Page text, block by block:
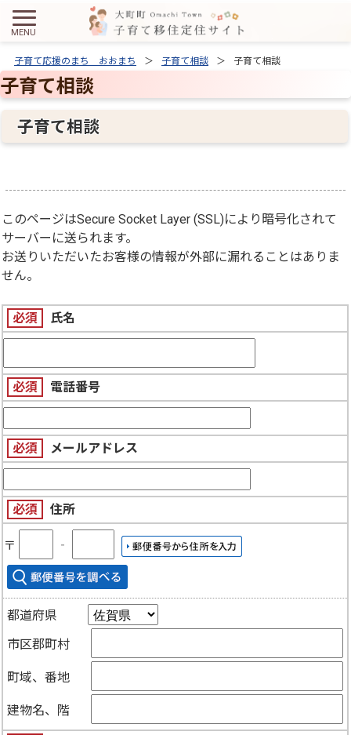
子育て応援のまち おおまち 子育て相談 子育て相談
子育て相談
子育て相談
このページはSecure Socket Layer (SSL)により暗号化されて
サーバーに送られます。
お送りいただいたお客様の情報が外部に漏れることはありま
せん。
必須 氏名
必須 電話番号
必須 メールアドレス
必須 住所
〒 ‐
都道府県
市区郡町村
町域、番地
建物名、階